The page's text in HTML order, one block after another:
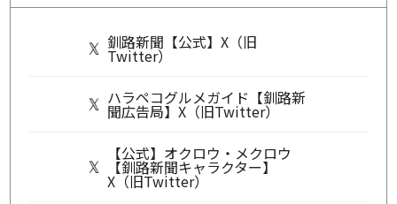
釧路新聞【公式】X（旧
Twitter）
ハラペコグルメガイド【釧路新
聞広告局】X（旧Twitter）
【公式】オクロウ・メクロウ
【釧路新聞キャラクター】
X（旧Twitter）